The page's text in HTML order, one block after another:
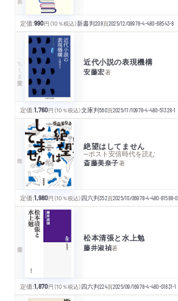
定価:990円 （10％税込）新書判208頁2025/12/08978-4-480-68543-8
ちくま学芸文庫 近代小説の表現機構
安藤宏著
定価:1,760円 （10％税込）文庫判560頁2025/11/10978-4-480-51328-1
絶望はしてません
─ポスト安倍時代を読む
斎藤美奈子著
定価:1,980円 （10％税込）四六判352頁2025/10/06978-4-480-81588-0
松本清張と水上勉
藤井淑禎著
定価:1,870円 （10％税込）四六判224頁2025/09/16978-4-480-01831-1